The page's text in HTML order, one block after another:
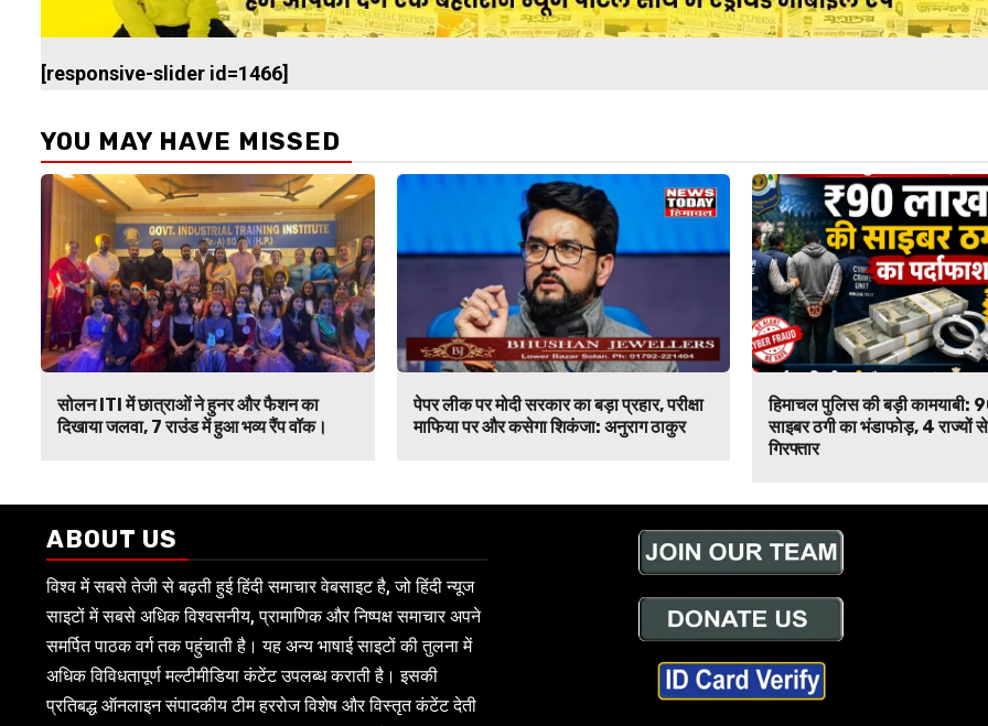
[responsive-slider id=1466]
YOU MAY HAVE MISSED
सोलन ITI में छात्राओं ने हुनर और फैशन का
दिखाया जलवा, 7 राउंड में हुआ भव्य रैंप वॉक।
पेपर लीक पर मोदी सरकार का बड़ा प्रहार, परीक्षा
माफिया पर और कसेगा शिकंजा: अनुराग ठाकुर
हिमाचल पुलिस की बड़ी कामयाबी:
साइबर ठगी का भंडाफोड़, 4 राज्यों
गिरफ्तार
ABOUT US
विश्व में सबसे तेजी से बढ़ती हुई हिंदी समाचार वेबसाइट है, जो हिंदी न्यूज
साइटों में सबसे अधिक विश्वसनीय, प्रामाणिक और निष्पक्ष समाचार अपने
समर्पित पाठक वर्ग तक पहुंचाती है। यह अन्य भाषाई साइटों की तुलना में
अधिक विविधतापूर्ण मल्टीमीडिया कंटेंट उपलब्ध कराती है। इसकी
प्रतिबद्ध ऑनलाइन संपादकीय टीम हररोज विशेष और विस्तृत कंटेंट देती